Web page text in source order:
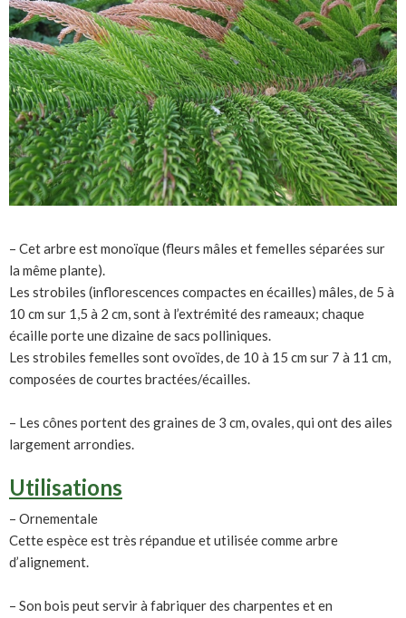
– Cet arbre est monoïque (fleurs mâles et femelles séparées sur
la même plante).
Les strobiles (inflorescences compactes en écailles) mâles, de 5 à
10 cm sur 1,5 à 2 cm, sont à l’extrémité des rameaux; chaque
écaille porte une dizaine de sacs polliniques.
Les strobiles femelles sont ovoïdes, de 10 à 15 cm sur 7 à 11 cm,
composées de courtes bractées/écailles.
– Les cônes portent des graines de 3 cm, ovales, qui ont des ailes
largement arrondies.
Utilisations
– Ornementale
Cette espèce est très répandue et utilisée comme arbre
d’alignement.
– Son bois peut servir à fabriquer des charpentes et en